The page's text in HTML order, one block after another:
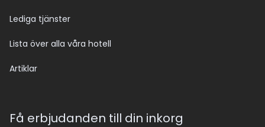
Lediga tjänster
Lista över alla våra hotell
Artiklar
Få erbjudanden till din inkorg